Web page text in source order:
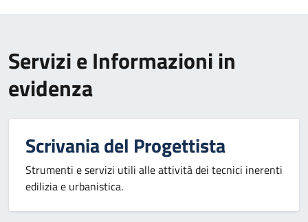
Servizi e Informazioni in
evidenza
Scrivania del Progettista
Strumenti e servizi utili alle attività dei tecnici inerenti
edilizia e urbanistica.